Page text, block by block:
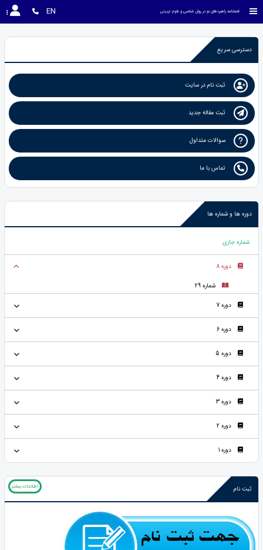
فصلنامه راهبردهای نو در روان شناسی و علوم تربیتی EN
دسترسی سریع
ثبت نام در سایت
ثبت مقاله جدید
سوالات متداول
تماس با ما
دوره ها و شماره ها
شماره جاری
دوره 8
شماره 29
دوره 7
دوره 6
دوره 5
دوره 4
دوره 3
دوره 2
دوره 1
ثبت نام اطلاعات بیشتر